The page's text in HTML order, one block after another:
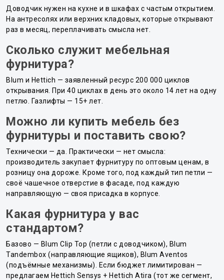
Доводчик нужен на кухне и в шкафах с частым открытием.
На антресолях или верхних кладовых, которые открывают
раз в месяц, переплачивать смысла нет.
Сколько служит мебельная
фурнитура?
Blum и Hettich — заявленный ресурс 200 000 циклов
открывания. При 40 циклах в день это около 14 лет на одну
петлю. Газлифты — 15+ лет.
Можно ли купить мебель без
фурнитуры и поставить свою?
Технически — да. Практически — нет смысла:
производитель закупает фурнитуру по оптовым ценам, в
розницу она дороже. Кроме того, под каждый тип петли —
своё чашечное отверстие в фасаде, под каждую
направляющую — своя присадка в корпусе.
Какая фурнитура у вас
стандартом?
Базово — Blum Clip Top (петли с доводчиком), Blum
Tandembox (направляющие ящиков), Blum Aventos
(подъёмные механизмы). Если бюджет лимитирован —
предлагаем Hettich Sensys + Hettich Atira (тот же сегмент,